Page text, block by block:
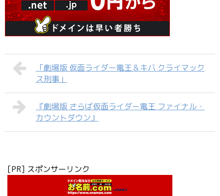
「劇場版 仮面ライダー電王＆キバ クライマック
ス刑事」
『劇場版 さらば仮面ライダー電王 ファイナル・
カウントダウン』
[PR] スポンサーリンク